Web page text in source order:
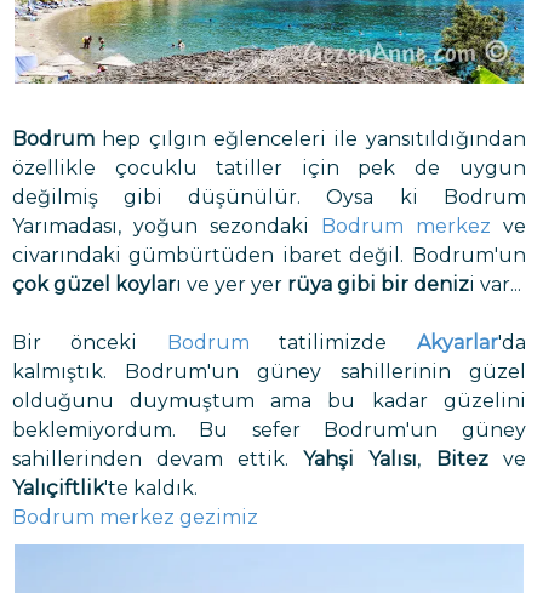
Bodrum hep çılgın eğlenceleri ile yansıtıldığından
özellikle çocuklu tatiller için pek de uygun
değilmiş gibi düşünülür. Oysa ki Bodrum
Yarımadası, yoğun sezondaki Bodrum merkez ve
civarındaki gümbürtüden ibaret değil. Bodrum'un
çok güzel koyları ve yer yer rüya gibi bir denizi var...
Bir önceki Bodrum tatilimizde Akyarlar'da
kalmıştık. Bodrum'un güney sahillerinin güzel
olduğunu duymuştum ama bu kadar güzelini
beklemiyordum. Bu sefer Bodrum'un güney
sahillerinden devam ettik.Yahşi Yalısı, Bitez ve
Yalıçiftlik'te kaldık.
Bodrum merkez gezimiz